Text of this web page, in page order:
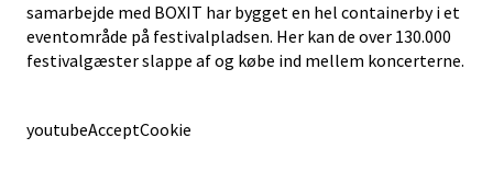
samarbejde med BOXIT har bygget en hel containerby i et
eventområde på festivalpladsen. Her kan de over 130.000
festivalgæster slappe af og købe ind mellem koncerterne.
youtubeAcceptCookie
Kontorhotel
Trailerudlejning
Tilbehør